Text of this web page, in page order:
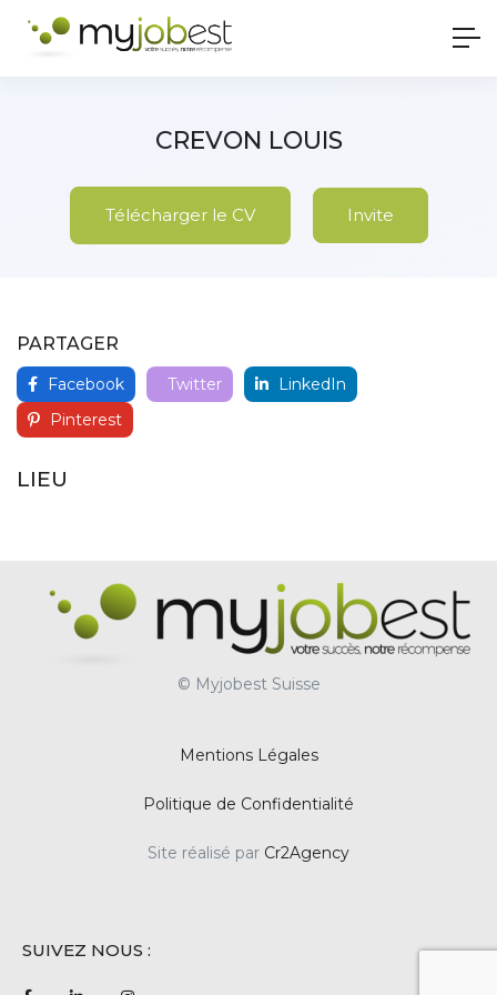
CREVON LOUIS
Télécharger le CV Invite
PARTAGER
Facebook Twitter
LinkedIn
Pinterest
LIEU
© Myjobest Suisse
Mentions Légales
Politique de Confidentialité
Site réalisé par Cr2Agency
SUIVEZ NOUS :